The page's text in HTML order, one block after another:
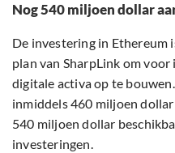
Nog 540 miljoen dollar
De investering in Ethereum
plan van SharpLink om
digitale activa op te
inmiddels 460 miljoen
540 miljoen dollar
investeringen.